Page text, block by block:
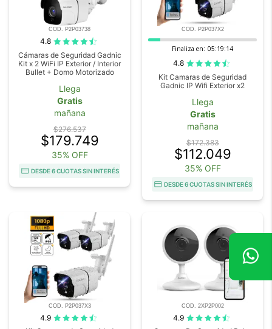
COD. P2P03738
4.8
Cámaras de Seguridad Gadnic
Kit x 2 WiFi IP Exterior / Interior
Bullet + Domo Motorizado
Llega
Gratis
mañana
$276.537
$179.749
35% OFF
DESDE 6 CUOTAS SIN INTERÉS
COD. P2P037X2
Finaliza en: 05:19:13
4.8
Kit Camaras de Seguridad
Gadnic IP Wifi Exterior x2
Llega
Gratis
mañana
$172.383
$112.049
35% OFF
DESDE 6 CUOTAS SIN INTERÉS
COD. P2P037X3
4.9
COD. 2XP2P002
4.9